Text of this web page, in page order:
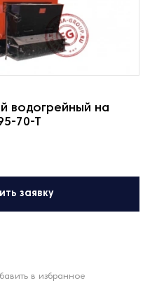
водогрейный на
70-T
заявку
в избранное